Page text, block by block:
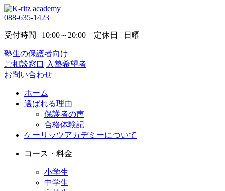
088-635-1423
受付時間 | 10:00～20:00 定休日 | 日曜
塾生の保護者向け
ご相談窓口 入塾希望者
お問い合わせ
ホーム
選ばれる理由
保護者の声
合格体験記
ケーリッツアカデミーについて
コース・料金
小学生
中学生